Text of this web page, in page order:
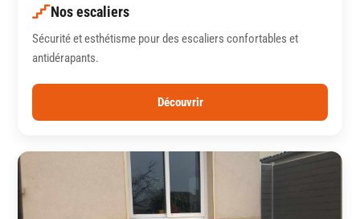
Nos escaliers
Sécurité et esthétisme pour des escaliers confortables et
antidérapants.
Découvrir